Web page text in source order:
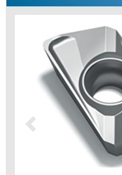
Précédent